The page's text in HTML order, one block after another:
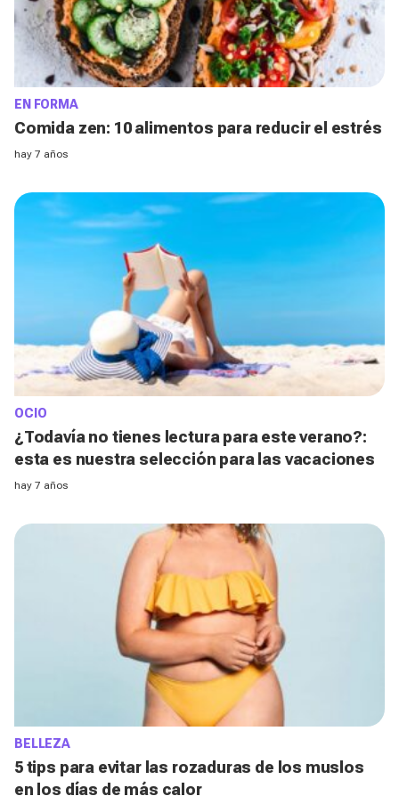
EN FORMA
Comida zen: 10 alimentos para reducir el estrés
hay 7 años
OCIO
¿Todavía no tienes lectura para este verano?:
esta es nuestra selección para las vacaciones
hay 7 años
BELLEZA
5 tips para evitar las rozaduras de los muslos
en los días de más calor